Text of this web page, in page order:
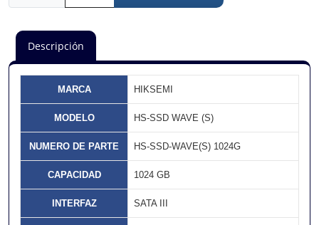
Descripción
MARCA HIKSEMI
MODELO HS-SSD WAVE (S)
NUMERO DE PARTE HS-SSD-WAVE(S) 1024G
CAPACIDAD 1024 GB
INTERFAZ SATA III